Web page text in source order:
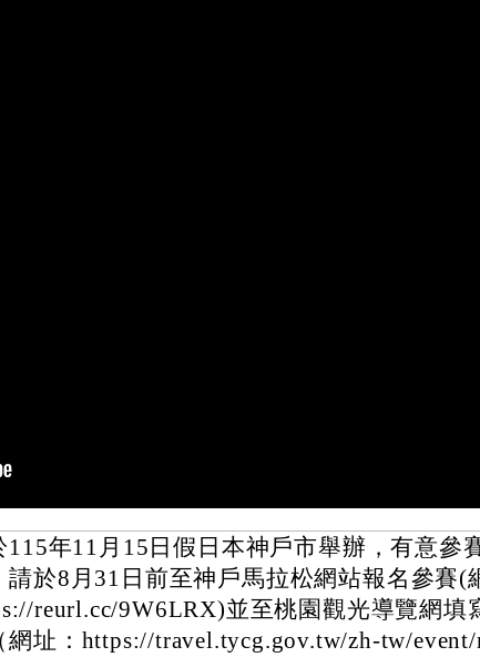
115年11月15日假日本神戶市舉辦，有意參
請於8月31日前至神戶馬拉松網站報名參賽(
reurl.cc/9W6LRX)並至桃園觀光導覽網填
網址：https://travel.tycg.gov.tw/zh-tw/event/